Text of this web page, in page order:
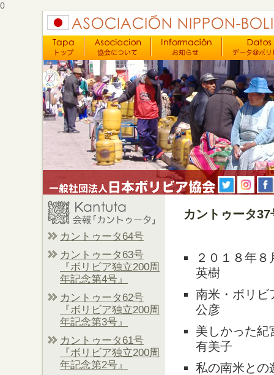
0
カントゥータ64号
カントゥータ63号
『ボリビア独立200周
年記念第4号』
カントゥータ62号
『ボリビア独立200周
年記念第3号』
カントゥータ61号
『ボリビア独立200周
年記念第2号』
カントゥータ37
２０１８年
英樹
南米・ボ
公彦
美しか
有美子
私の南米